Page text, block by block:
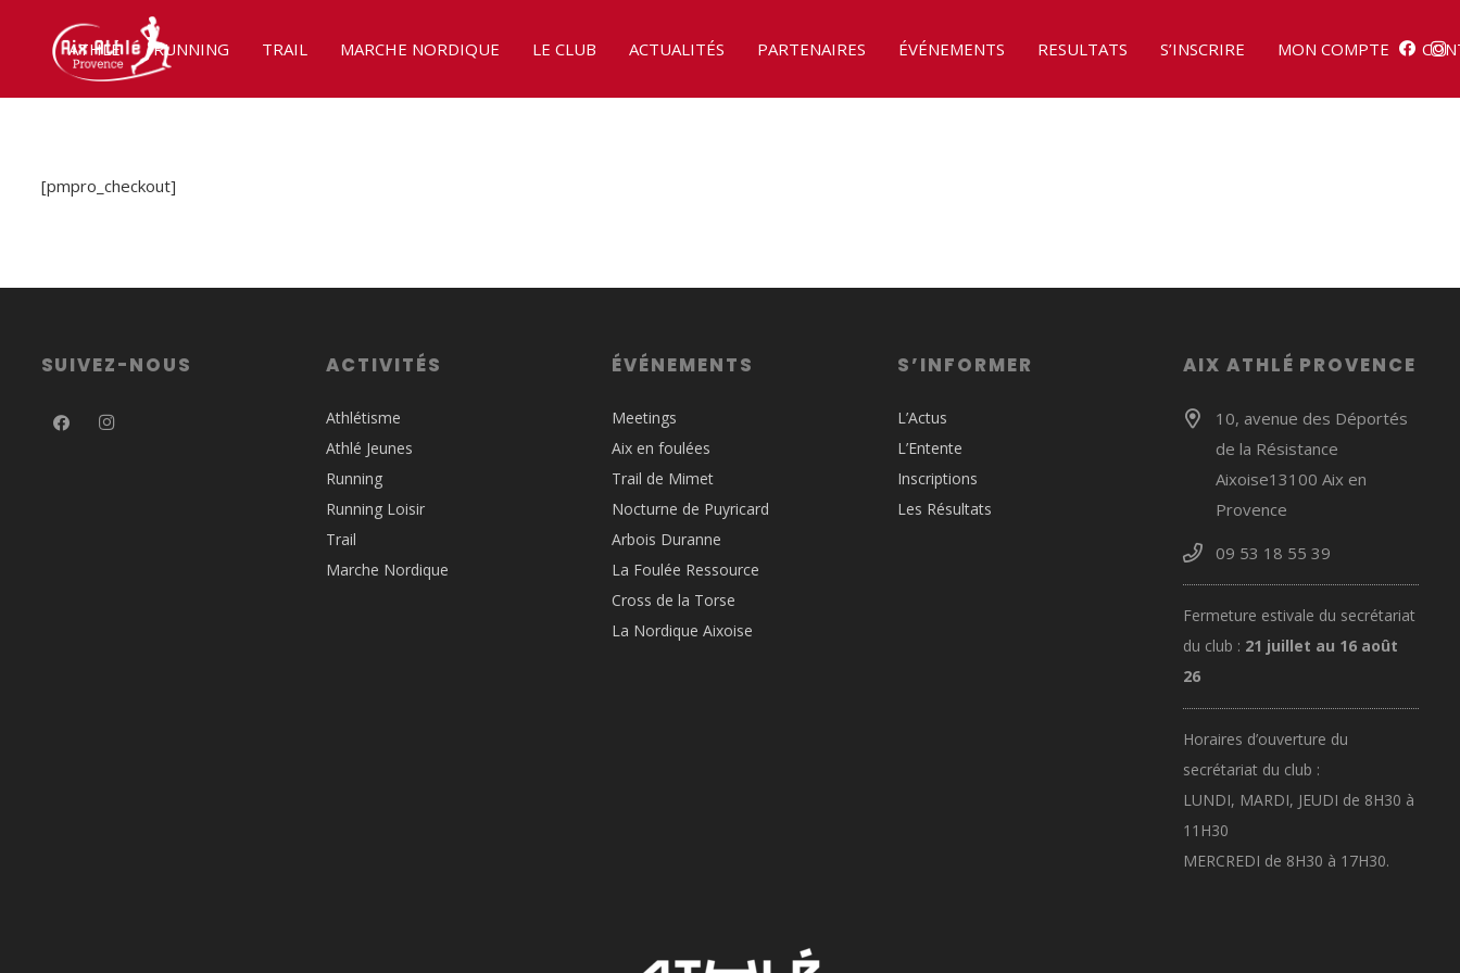
ATHLÉ RUNNING TRAIL MARCHE NORDIQUE LE CLUB ACTUALITÉS PARTENAIRES ÉVÉNEMENTS RESULTATS S’INSCRIRE MON COMPTE
[pmpro_checkout]
SUIVEZ-NOUS ACTIVITÉS
Athlétisme
Athlé Jeunes
Running
Running Loisir
Trail
Marche Nordique
ÉVÉNEMENTS
Meetings
Aix en foulées
Trail de Mimet
Nocturne de Puyricard
Arbois Duranne
La Foulée Ressource
Cross de la Torse
La Nordique Aixoise
S’INFORMER
L’Actus
L’Entente
Inscriptions
Les Résultats
AIX ATHLÉ PROVENCE
10, avenue des Déportés
de la Résistance
Aixoise13100 Aix en
Provence
09 53 18 55 39
Fermeture estivale du secrétariat
du club : 21 juillet au 16 août
26
Horaires d’ouverture du
secrétariat du club :
LUNDI, MARDI, JEUDI de 8H30 à
11H30
MERCREDI de 8H30 à 17H30.